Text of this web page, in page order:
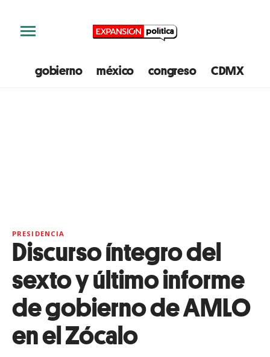
gobierno méxico congreso CDMX
PRESIDENCIA
Discurso íntegro del
sexto y último informe
de gobierno de AMLO
en el Zócalo